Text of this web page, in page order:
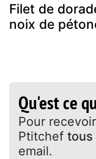
Filet de
noix de
Qu'est ce
Pour
Ptitchef tous
email.